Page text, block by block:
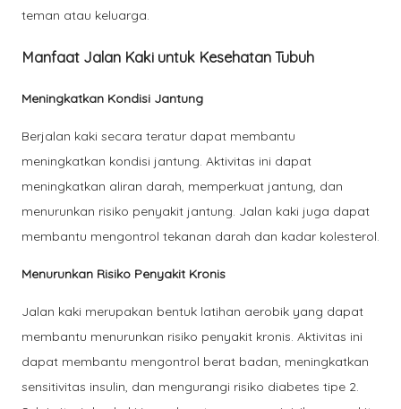
teman atau keluarga.
Manfaat Jalan Kaki untuk Kesehatan Tubuh
Meningkatkan Kondisi Jantung
Berjalan kaki secara teratur dapat membantu
meningkatkan kondisi jantung. Aktivitas ini dapat
meningkatkan aliran darah, memperkuat jantung, dan
menurunkan risiko penyakit jantung. Jalan kaki juga dapat
membantu mengontrol tekanan darah dan kadar kolesterol.
Menurunkan Risiko Penyakit Kronis
Jalan kaki merupakan bentuk latihan aerobik yang dapat
membantu menurunkan risiko penyakit kronis. Aktivitas ini
dapat membantu mengontrol berat badan, meningkatkan
sensitivitas insulin, dan mengurangi risiko diabetes tipe 2.